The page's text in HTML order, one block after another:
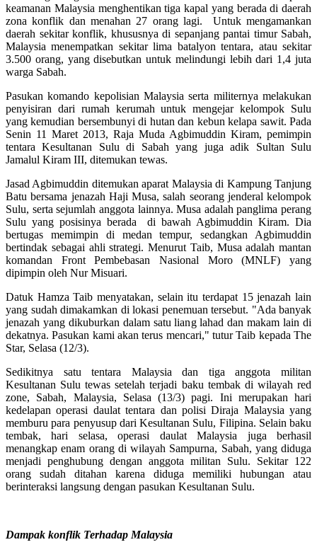
keamanan Malaysia menghentikan tiga kapal yang berada di daerah
zona konflik dan menahan 27 orang lagi. Untuk mengamankan
daerah sekitar konflik, khususnya di sepanjang pantai timur Sabah,
Malaysia menempatkan sekitar lima batalyon tentara, atau sekitar
3.500 orang, yang disebutkan untuk melindungi lebih dari 1,4 juta
warga Sabah.
Pasukan komando kepolisian Malaysia serta militernya melakukan
penyisiran dari rumah kerumah untuk mengejar kelompok Sulu
yang kemudian bersembunyi di hutan dan kebun kelapa sawit. Pada
Senin 11 Maret 2013, Raja Muda Agbimuddin Kiram, pemimpin
tentara Kesultanan Sulu di Sabah yang juga adik Sultan Sulu
Jamalul Kiram III, ditemukan tewas.
Jasad Agbimuddin ditemukan aparat Malaysia di Kampung Tanjung
Batu bersama jenazah Haji Musa, salah seorang jenderal kelompok
Sulu, serta sejumlah anggota lainnya. Musa adalah panglima perang
Sulu yang posisinya berada di bawah Agbimuddin Kiram. Dia
bertugas memimpin di medan tempur, sedangkan Agbimuddin
bertindak sebagai ahli strategi. Menurut Taib, Musa adalah mantan
komandan Front Pembebasan Nasional Moro (MNLF) yang
dipimpin oleh Nur Misuari.
Datuk Hamza Taib menyatakan, selain itu terdapat 15 jenazah lain
yang sudah dimakamkan di lokasi penemuan tersebut. "Ada banyak
jenazah yang dikuburkan dalam satu liang lahad dan makam lain di
dekatnya. Pasukan kami akan terus mencari," tutur Taib kepada The
Star, Selasa (12/3).
Sedikitnya satu tentara Malaysia dan tiga anggota militan
Kesultanan Sulu tewas setelah terjadi baku tembak di wilayah red
zone, Sabah, Malaysia, Selasa (13/3) pagi. Ini merupakan hari
kedelapan operasi daulat tentara dan polisi Diraja Malaysia yang
memburu para penyusup dari Kesultanan Sulu, Filipina. Selain baku
tembak, hari selasa, operasi daulat Malaysia juga berhasil
menangkap enam orang di wilayah Sampurna, Sabah, yang diduga
menjadi penghubung dengan anggota militan Sulu. Sekitar 122
orang sudah ditahan karena diduga memiliki hubungan atau
berinteraksi langsung dengan pasukan Kesultanan Sulu.
Dampak konflik Terhadap Malaysia